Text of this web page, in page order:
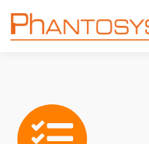
TRIAL-VERSION